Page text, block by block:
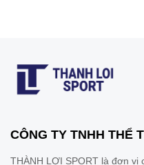
CÔNG TY TNHH THỂ
THÀNH LỢI SPORT là đơn vị